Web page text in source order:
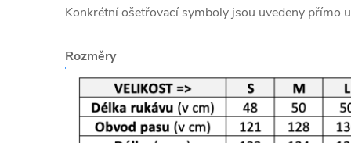
Konkrétní ošetřovací symboly jsou uvedeny přímo
Rozměry